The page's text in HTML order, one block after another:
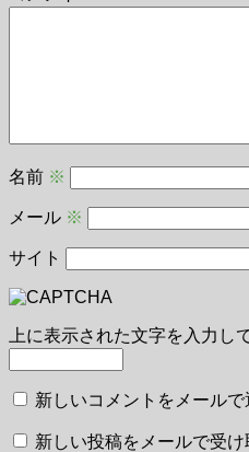
名前 ※
メール ※
サイト
上に表示された文字を入力し
新しいコメントをメールで
新しい投稿をメールで受け